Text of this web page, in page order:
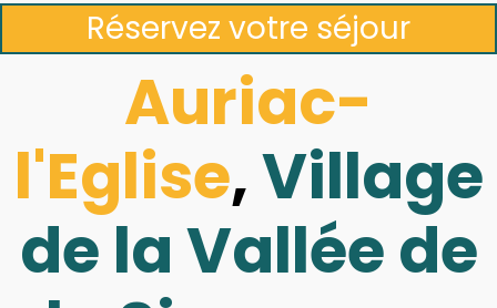
Réservez votre séjour
Auriac-
l'Eglise,Village
de la Vallée de